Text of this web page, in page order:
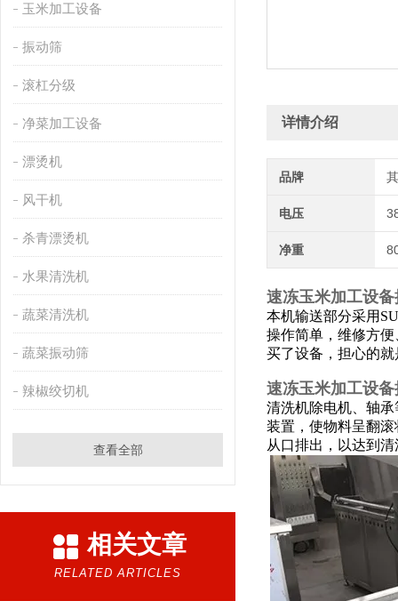
玉米加工设备
振动筛
滚杠分级
净菜加工设备
漂烫机
风干机
杀青漂烫机
水果清洗机
蔬菜清洗机
蔬菜振动筛
辣椒绞切机
查看全部
相关文章
RELATED ARTICLES
详情介绍
品牌
电压
净重
速冻玉米加工设备
本机输送部分采用
操作简单，维修方
买了设备，担心的
速冻玉米加工设备
清洗机除电机、轴
装置，使物料呈翻
从口排出，以达到